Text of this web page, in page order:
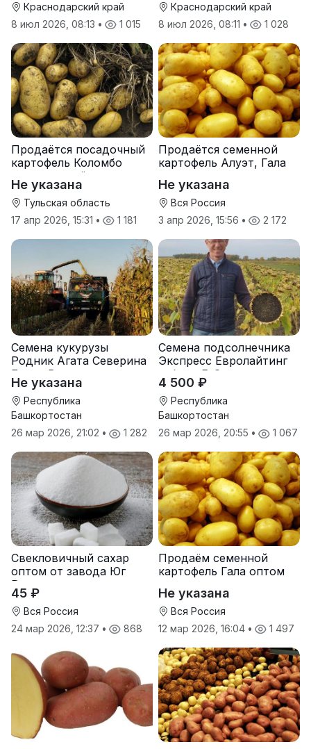
Краснодарский край
8 июл 2026, 08:13 • 1 015
Краснодарский край
8 июл 2026, 08:11 • 1 028
Продаётся посадочный
картофель Коломбо
оптом от трёх тонн
Не указана
Тульская область
17 апр 2026, 15:31 • 1 181
Продаётся семенной
картофель Алуэт, Гала
Не указана
Вся Россия
3 апр 2026, 15:56 • 2 172
Семена кукурузы
Родник Агата Северина
Берта Вилора
Прохладненский Дарина
Росс Машук Катерина
Не указана
Республика
Башкортостан
26 мар 2026, 21:02 • 1 282
Семена подсолнечника
Экспресс Евролайтинг
гибрид F-G+
4 500 ₽
Республика
Башкортостан
26 мар 2026, 20:55 • 1 067
Свекловичный сахар
оптом от завода Юг
Руси
45 ₽
Вся Россия
24 мар 2026, 12:37 • 868
Продаём семенной
картофель Гала оптом
Не указана
Вся Россия
12 мар 2026, 16:04 • 1 497